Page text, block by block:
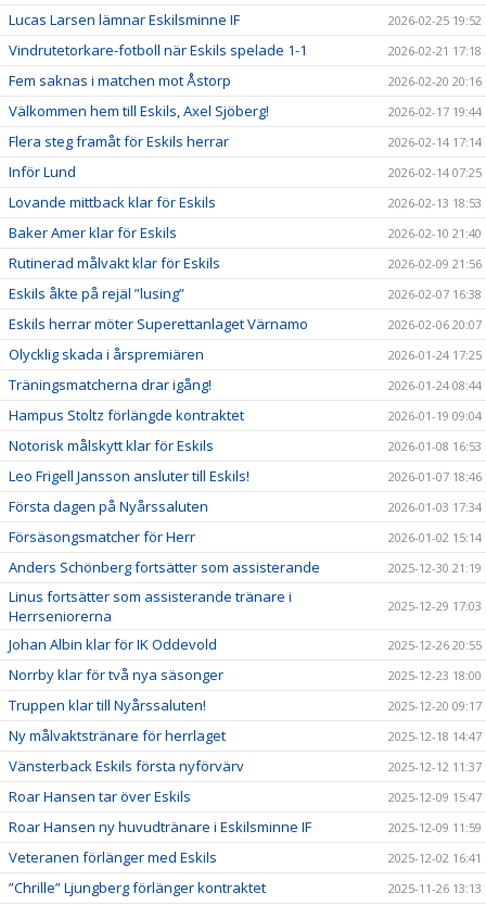
Lucas Larsen lämnar Eskilsminne IF 2026-02-25 19:52
Vindrutetorkare-fotboll när Eskils spelade 1-1 2026-02-21 17:18
Fem saknas i matchen mot Åstorp 2026-02-20 20:16
Välkommen hem till Eskils, Axel Sjöberg! 2026-02-17 19:44
Flera steg framåt för Eskils herrar 2026-02-14 17:14
Inför Lund 2026-02-14 07:25
Lovande mittback klar för Eskils 2026-02-13 18:53
Baker Amer klar för Eskils 2026-02-10 21:40
Rutinerad målvakt klar för Eskils 2026-02-09 21:56
Eskils åkte på rejäl ”lusing” 2026-02-07 16:38
Eskils herrar möter Superettanlaget Värnamo 2026-02-06 20:07
Olycklig skada i årspremiären 2026-01-24 17:25
Träningsmatcherna drar igång! 2026-01-24 08:44
Hampus Stoltz förlängde kontraktet 2026-01-19 09:04
Notorisk målskytt klar för Eskils 2026-01-08 16:53
Leo Frigell Jansson ansluter till Eskils! 2026-01-07 18:46
Första dagen på Nyårssaluten 2026-01-03 17:34
Försäsongsmatcher för Herr 2026-01-02 15:14
Anders Schönberg fortsätter som assisterande 2025-12-30 21:19
Linus fortsätter som assisterande tränare i
Herrseniorerna
2025-12-29 17:03
Johan Albin klar för IK Oddevold 2025-12-26 20:55
Norrby klar för två nya säsonger 2025-12-23 18:00
Truppen klar till Nyårssaluten! 2025-12-20 09:17
Ny målvaktstränare för herrlaget 2025-12-18 14:47
Vänsterback Eskils första nyförvärv 2025-12-12 11:37
Roar Hansen tar över Eskils 2025-12-09 15:47
Roar Hansen ny huvudtränare i Eskilsminne IF 2025-12-09 11:59
Veteranen förlänger med Eskils 2025-12-02 16:41
”Chrille” Ljungberg förlänger kontraktet 2025-11-26 13:13